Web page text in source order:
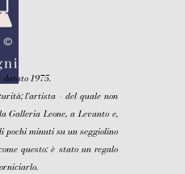
1975.
l'artista - del quale non
Galleria Leone, a Levanto e,
pochi minuti su un seggiolino
questo: è stato un regalo